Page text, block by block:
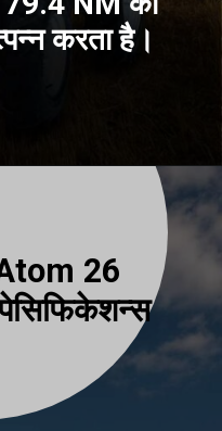
करता है।
26